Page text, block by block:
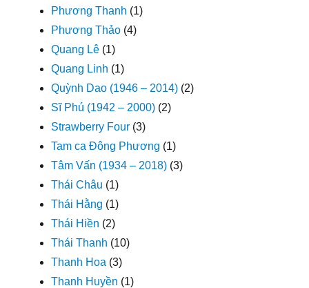
Phương Thanh (1)
Phương Thảo (4)
Quang Lê (1)
Quang Linh (1)
Quỳnh Dao (1946 – 2014) (2)
Sĩ Phú (1942 – 2000) (2)
Strawberry Four (3)
Tam ca Đông Phương (1)
Tâm Vấn (1934 – 2018) (3)
Thái Châu (1)
Thái Hằng (1)
Thái Hiền (2)
Thái Thanh (10)
Thanh Hoa (3)
Thanh Huyền (1)